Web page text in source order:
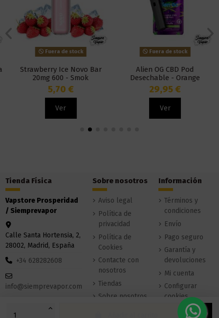
Fuera de stock
Strawberry Ice Novo Bar
20mg 600 - Smok
5,70 €
Ver
Fuera de stock
Alien OG CBD Pod
Desechable - Orange
County
29,95 €
Ver
Tienda Física
Vapstore Prosperidad
/ Siemprevapor
Calle Santa Hortensia, 2,
28002, Madrid, España
+34 628282608
info@siemprevapor.com
Sobre nosotros
Aviso legal
Política de
privacidad
Política de
Cookies
Contacte con
nosotros
Tiendas
Sobre nosotros
Información
Términos y
condiciones
Envío
Pago seguro
Garantía y
devoluciones
Mi cuenta
Configurar
cookies